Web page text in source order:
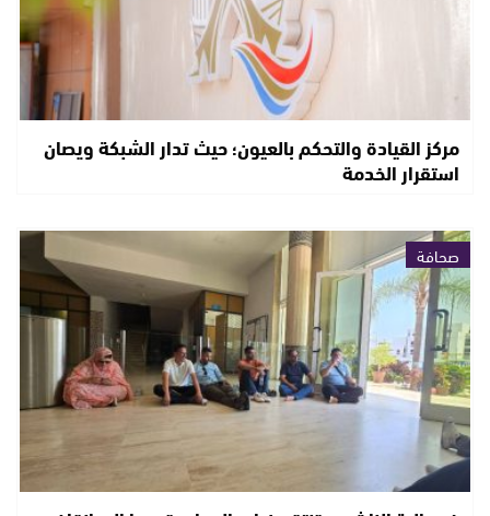
مركز القيادة والتحكم بالعيون؛ حيث تدار الشبكة ويصان
استقرار الخدمة
صحافة